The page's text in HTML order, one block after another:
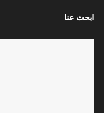
ابحث عنا